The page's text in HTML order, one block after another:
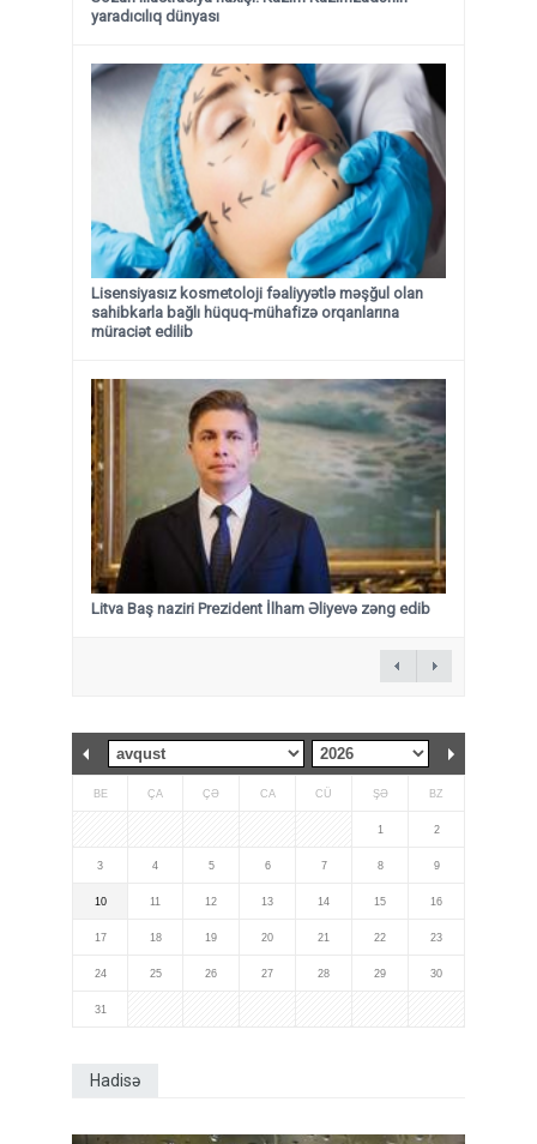
yaradıcılıq dünyası
Lisensiyasız kosmetoloji fəaliyyətlə məşğul olan
sahibkarla bağlı hüquq-mühafizə orqanlarına
müraciət edilib
Litva Baş naziri Prezident İlham Əliyevə zəng edib
BE ÇA ÇƏ CA CÜ ŞƏ BZ
1 2
3 4 5 6 7 8 9
10 11 12 13 14 15 16
17 18 19 20 21 22 23
24 25 26 27 28 29 30
31
Hadisə